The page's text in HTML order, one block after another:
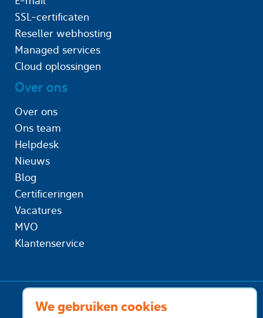
We gebruiken cookies
SSL-certificaten
Reseller webhosting
Managed services
Cloud oplossingen
Over ons
Over ons
Ons team
Helpdesk
Nieuws
Blog
Certificeringen
Vacatures
MVO
Klantenservice